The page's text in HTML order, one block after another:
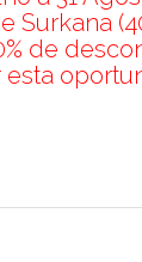
Surkana
de